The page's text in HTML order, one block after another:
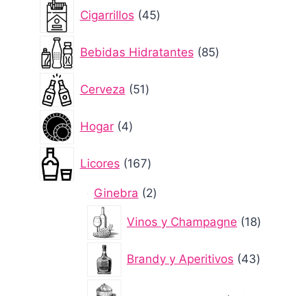
Cigarrillos 45
productos
Bebidas Hidratantes 85
productos
Cerveza 51
productos
Hogar 4
productos
Licores 167
productos
Ginebra
22
Vinos y Champagne 18
Brandy y Aperitivos
43